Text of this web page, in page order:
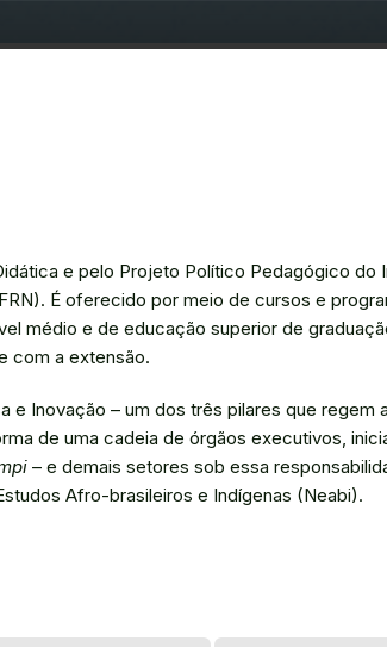
e pelo Projeto Político Pedagógico do
É oferecido por meio de cursos e
médio e de educação superior de
com a extensão.
e Inovação – um dos três pilares que regem
de uma cadeia de órgãos executivos,
– e demais setores sob essa
Afro-brasileiros e Indígenas (Neabi).